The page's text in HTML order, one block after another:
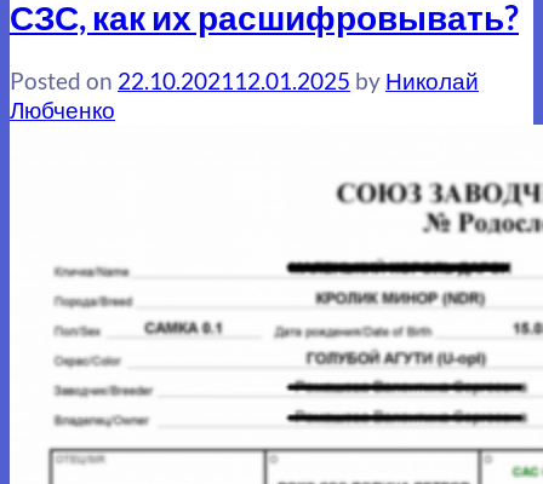
СЗС, как их расшифровывать?
Posted on 22.10.202112.01.2025 by Николай
Любченко